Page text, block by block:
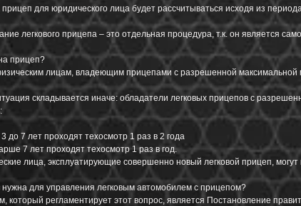
для юридического лица будет рассчитываться исходя из
легкового прицепа – это отдельная процедура, т.к. он является
прицеп?
лицам, владеющим прицепами с разрешенной максимальной
складывается иначе: обладатели легковых прицепов с
до 7 лет проходят техосмотр 1 раз в 2 года
7 лет проходят техосмотр 1 раз в год.
лица, эксплуатирующие совершенно новый легковой прицеп,
нужна для управления легковым автомобилем с прицепом?
который регламентирует этот вопрос, является Постановление